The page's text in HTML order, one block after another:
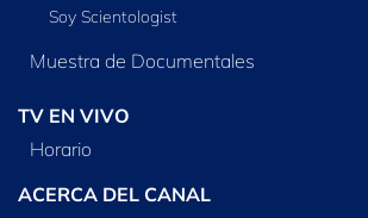
Soy Scientologist
Muestra de Documentales
TV EN VIVO
Horario
ACERCA DEL CANAL